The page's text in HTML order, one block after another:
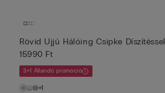
Rövid Ujjú Hálóing Csipke Díszítéssel
15990 Ft
3+1 Állandó promóció
+1